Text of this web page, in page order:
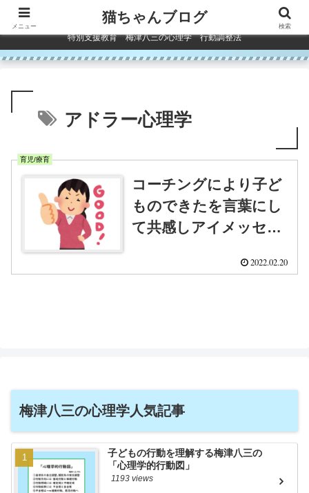
コンテンツへスキップ
特別支援教育 梅津八三の心理学 行動調整法
アドラー心理学
育児/療育
コーチングにより子ど
ものできたを言葉にし
て共感しアイメッセー
と子どもは自分に自信
2022.02.20
梅津八三の心理学人気記事
子どもの行動を理解する梅津八三の
「心理学的行動図」
1193 views
メニュー
猫ちゃんブログ
検索